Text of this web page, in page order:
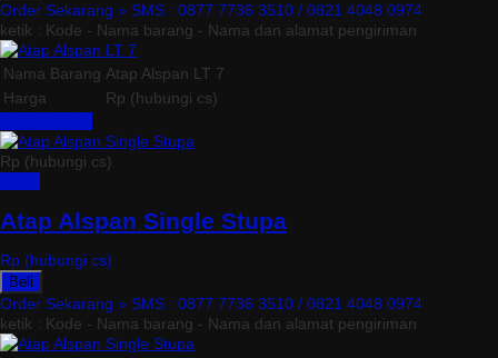
Order Sekarang » SMS : 0877 7736 3510 / 0821 4048 0974
ketik : Kode - Nama barang - Nama dan alamat pengiriman
Nama Barang Atap Alspan LT 7
Harga
Rp (hubungi cs)
Rp (hubungi cs)
Atap Alspan Single Stupa
Rp (hubungi cs)
Beli
Order Sekarang » SMS : 0877 7736 3510 / 0821 4048 0974
ketik : Kode - Nama barang - Nama dan alamat pengiriman